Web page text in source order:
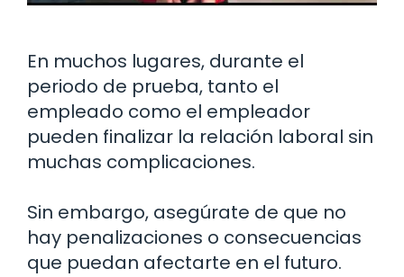
En muchos lugares, durante el
periodo de prueba, tanto el
empleado como el empleador
pueden finalizar la relación laboral sin
muchas complicaciones.
Sin embargo, asegúrate de que no
hay penalizaciones o consecuencias
que puedan afectarte en el futuro.